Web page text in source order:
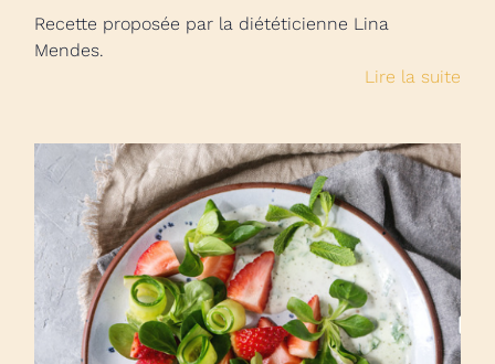
Recette proposée par la diététicienne Lina
Mendes.
Lire la suite